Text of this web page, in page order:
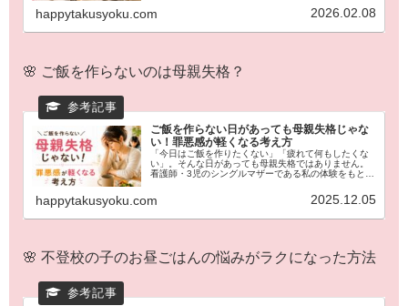
ラクになるまでのリアルな体験をお話しします。
happytakusyoku.com 2026.02.08
🌸 ご飯を作らないのは母親失格？
ご飯を作らない日があっても母親失格じゃな
い！罪悪感が軽くなる考え方
「今日はご飯を作りたくない」「疲れて何もしたくな
い」。そんな日があっても母親失格ではありません。
看護師・3児のシングルマザーである私の体験をもと
る考え方をお伝えします。どうぞ参考にしてみてくだ
さい。
happytakusyoku.com 2025.12.05
🌸 不登校の子のお昼ごはんの悩みがラクになった方法